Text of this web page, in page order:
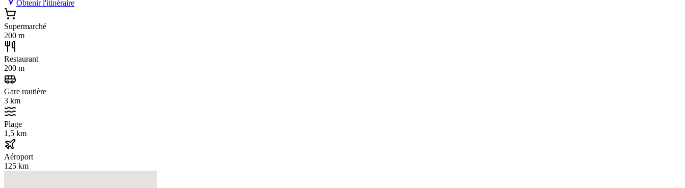
Obtenir l'itinéraire
Supermarché
200 m
Restaurant
200 m
Gare routière
3 km
Plage
1,5 km
Aéroport
125 km